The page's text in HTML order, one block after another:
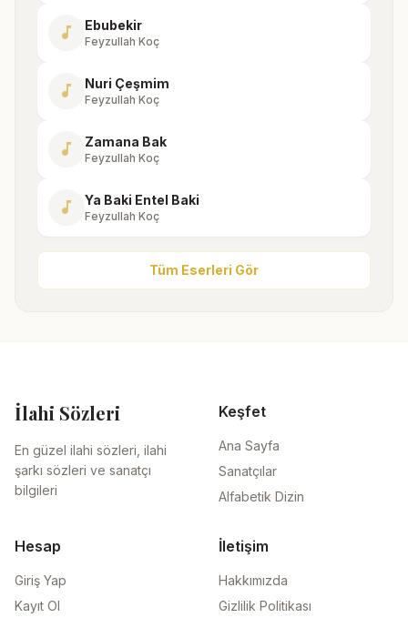
music_note Ebubekir
Feyzullah Koç
music_note Nuri Çeşmim
Feyzullah Koç
music_note Zamana Bak
Feyzullah Koç
music_note Ya Baki Entel Baki
Feyzullah Koç
Tüm Eserleri Gör
İlahi Sözleri
En güzel ilahi sözleri, ilahi
şarkı sözleri ve sanatçı
bilgileri
Keşfet
Ana Sayfa
Sanatçılar
Alfabetik Dizin
Hesap
Giriş Yap
Kayıt Ol
İletişim
Hakkımızda
Gizlilik Politikası